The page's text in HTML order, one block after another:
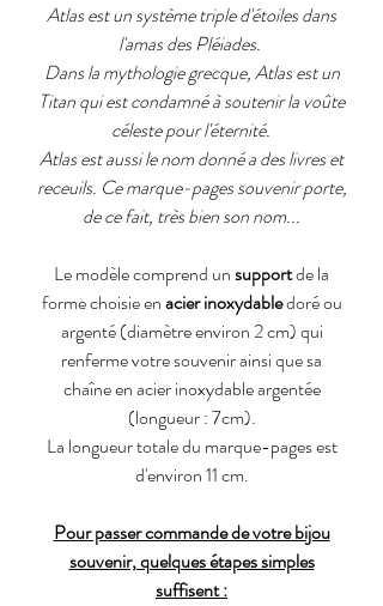
Atlas est un système triple d'étoiles dans
l'amas des Pléiades.
Dans la mythologie grecque, Atlas est un
Titan qui est condamné à soutenir la voûte
céleste pour l'éternité.
Atlas est aussi le nom donné a des livres et
receuils. Ce marque-pages souvenir porte,
de ce fait, très bien son nom...
Le modèle comprend unsupportde la
forme choisie enacier inoxydabledoré ou
argenté (diamètre environ 2 cm) qui
renferme votre souvenir ainsi que sa
chaîne en acier inoxydable argentée
(longueur : 7cm).
La longueur totale du marque-pages est
d'environ 11 cm.
Pour passer commande de votre bijou
souvenir, quelques étapes simples
suffisent :